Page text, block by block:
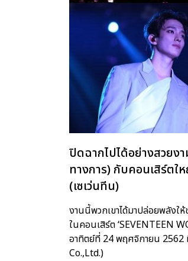
ปิดฉากไปได้อย่างสวยง
ทางการ) กับคอนเสิร์ตใ
(เซเว่นทีน)
งานนี้พวกเขาได้มาปล่อยพลังใ
ในคอนเสิร์ต ‘SEVENTEEN
อาทิตย์ที่ 24 พฤศจิกายน 2562
Co.,Ltd.)